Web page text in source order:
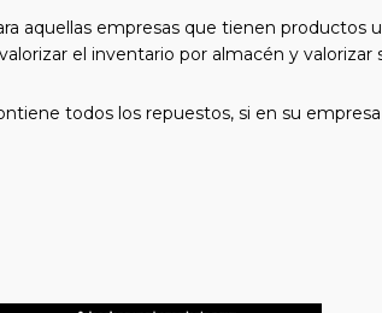
aquellas empresas que tienen productos
el inventario por almacén y
todos los repuestos, si en su